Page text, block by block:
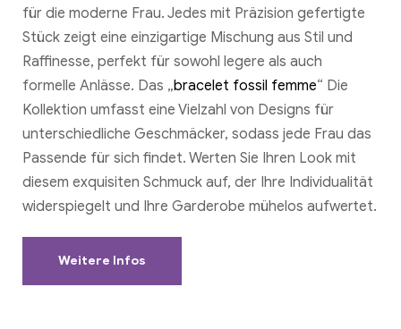
für die moderne Frau. Jedes mit Präzision gefertigte
Stück zeigt eine einzigartige Mischung aus Stil und
Raffinesse, perfekt für sowohl legere als auch
formelle Anlässe. Das „bracelet fossil femme“ Die
Kollektion umfasst eine Vielzahl von Designs für
unterschiedliche Geschmäcker, sodass jede Frau das
Passende für sich findet. Werten Sie Ihren Look mit
diesem exquisiten Schmuck auf, der Ihre Individualität
widerspiegelt und Ihre Garderobe mühelos aufwertet.
Weitere Infos